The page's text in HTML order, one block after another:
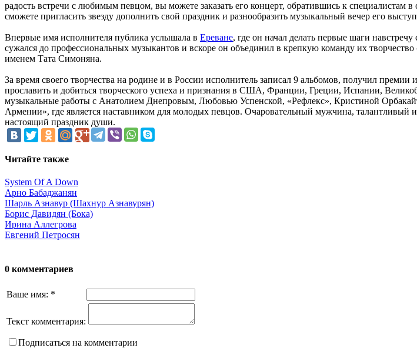
радость встречи с любимым певцом, вы можете заказать его концерт, обратившись к
сможете пригласить звезду дополнить свой праздник и разнообразить музыкальный вечер его
Впервые имя исполнителя публика услышала в Ереване, где он начал делать первые шаги
сужался до профессиональных музыкантов и вскоре он объединил в крепкую команду их
именем Тата Симоняна.
За время своего творчества на родине и в России исполнитель записал 9 альбомов, получил
прославить и добиться творческого успеха и признания в США, Франции, Греции, Испании,
музыкальные работы с Анатолием Днепровым, Любовью Успенской, «Рефлекс», Кристиной
Армении», где является наставником для молодых певцов. Очаровательный мужчина, талантливый
настоящий праздник души.
Читайте также
System Of A Down
Арно Бабаджанян
Шарль Азнавур (Шахнур Азнавурян)
Борис Давидян (Бока)
Ирина Аллегрова
Евгений Петросян
0 комментариев
Ваше имя: *
Текст комментария:
Подписаться на комментарии